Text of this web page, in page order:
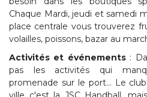
Chaque Mardi, jeudi et samedi
place centrale vous trouverez
volailles, poissons, bazar au
Activités et événements:
pas les activités qui
promenade sur le port... Le